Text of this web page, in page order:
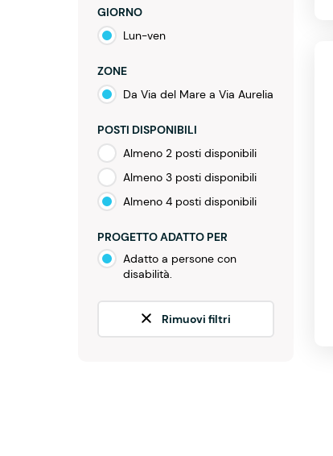
GIORNO
Lun-ven
ZONE
Da Via del Mare a Via Aurelia
POSTI DISPONIBILI
Almeno 2 posti disponibili
Almeno 3 posti disponibili
Almeno 4 posti disponibili
PROGETTO ADATTO PER
Adatto a persone con
disabilità.
Rimuovi filtri